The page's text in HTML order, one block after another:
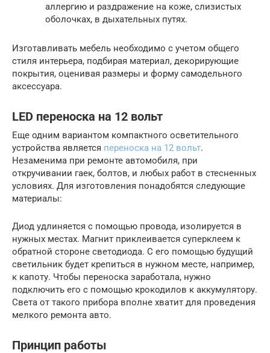
аллергию и раздражение на коже, слизистых
оболочках, в дыхательных путях.
Изготавливать мебель необходимо с учетом общего
стиля интерьера, подбирая материал, декорирующие
покрытия, оценивая размеры и форму самодельного
аксессуара.
LED переноска на 12 вольт
Еще одним вариантом компактного осветительного
устройства является переноска на 12 вольт.
Незаменима при ремонте автомобиля, при
откручивании гаек, болтов, и любых работ в стесненных
условиях. Для изготовления понадобятся следующие
материалы:
Диод удлиняется с помощью провода, изолируется в
нужных местах. Магнит приклеивается суперклеем к
обратной стороне светодиода. С его помощью будущий
светильник будет крепиться в нужном месте, например,
к капоту. Чтобы переноска заработала, нужно
подключить его с помощью крокодилов к аккумулятору.
Света от такого прибора вполне хватит для проведения
мелкого ремонта авто.
Принцип работы